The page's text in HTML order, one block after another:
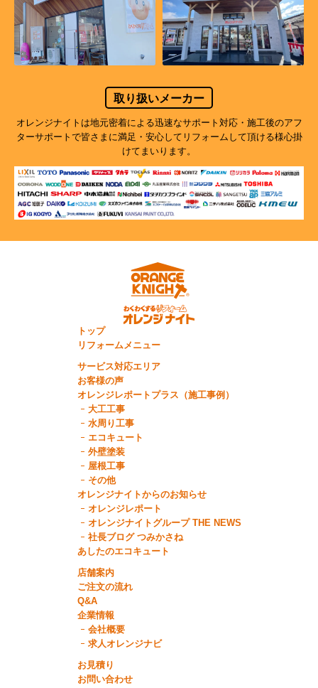
取り扱いメーカー
オレンジナイトは地元密着による迅速なサポート対応・施工後のアフ
ターサポートで皆さまに満足・安心してリフォームして頂ける様心掛
けてまいります。
トップ
リフォームメニュー
サービス対応エリア
お客様の声
オレンジレポートプラス（施工事例）
大工工事
水周り工事
エコキュート
外壁塗装
屋根工事
その他
オレンジナイトからのお知らせ
オレンジレポート
オレンジナイトグループ THE NEWS
社長ブログ つみかさね
あしたのエコキュート
店舗案内
ご注文の流れ
Q&A
企業情報
会社概要
求人オレンジナビ
お見積り
お問い合わせ